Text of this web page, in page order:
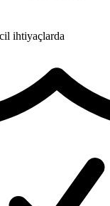
ihtiyaçlarda